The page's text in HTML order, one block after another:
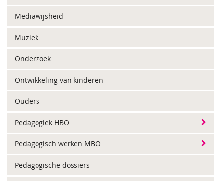
Mediawijsheid
Muziek
Onderzoek
Ontwikkeling van kinderen
Ouders
Pedagogiek HBO
Pedagogisch werken MBO
Pedagogische dossiers